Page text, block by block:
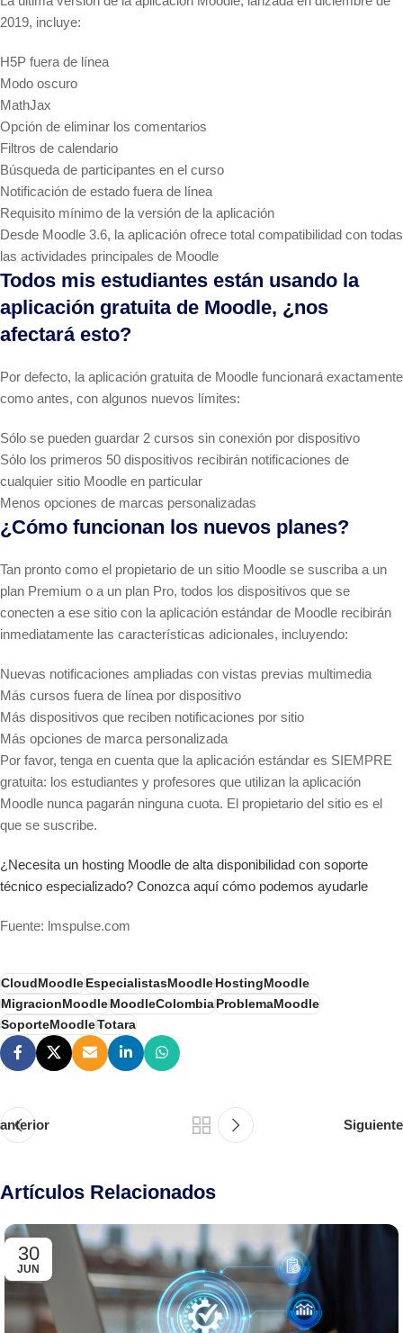
2019, incluye:
H5P fuera de línea
Modo oscuro
MathJax
Opción de eliminar los comentarios
Filtros de calendario
Búsqueda de participantes en el curso
Notificación de estado fuera de línea
Requisito mínimo de la versión de la aplicación
Desde Moodle 3.6, la aplicación ofrece total compatibilidad con todas
las actividades principales de Moodle
Todos mis estudiantes están usando la
aplicación gratuita de Moodle, ¿nos
afectará esto?
Por defecto, la aplicación gratuita de Moodle funcionará exactamente
como antes, con algunos nuevos límites:
Sólo se pueden guardar 2 cursos sin conexión por dispositivo
Sólo los primeros 50 dispositivos recibirán notificaciones de
cualquier sitio Moodle en particular
Menos opciones de marcas personalizadas
¿Cómo funcionan los nuevos planes?
Tan pronto como el propietario de un sitio Moodle se suscriba a un
plan Premium o a un plan Pro, todos los dispositivos que se
conecten a ese sitio con la aplicación estándar de Moodle recibirán
inmediatamente las características adicionales, incluyendo:
Nuevas notificaciones ampliadas con vistas previas multimedia
Más cursos fuera de línea por dispositivo
Más dispositivos que reciben notificaciones por sitio
Más opciones de marca personalizada
Por favor, tenga en cuenta que la aplicación estándar es SIEMPRE
gratuita: los estudiantes y profesores que utilizan la aplicación
Moodle nunca pagarán ninguna cuota. El propietario del sitio es el
que se suscribe.
¿Necesita un hosting Moodle de alta disponibilidad con soporte
técnico especializado? Conozca aquí cómo podemos ayudarle
Fuente: lmspulse.com
CloudMoodleEspecialistasMoodleHostingMoodle
MigracionMoodleMoodleColombiaProblemaMoodle
SoporteMoodleTotara
anterior Siguiente
Artículos Relacionados
30
JUN